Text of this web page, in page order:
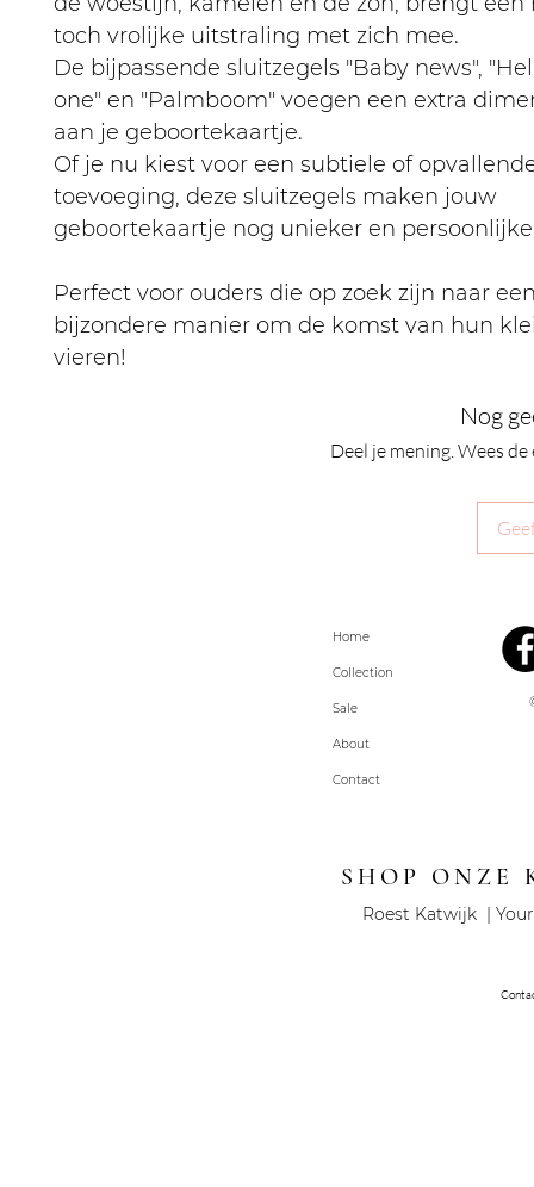
toch vrolijke uitstraling met zich mee.
De bijpassende sluitzegels "Baby news",
one" en "Palmboom" voegen een extra
aan je geboortekaartje.
Of je nu kiest voor een subtiele of
toevoeging, deze sluitzegels maken jouw
geboortekaartje nog unieker en
Perfect voor ouders die op zoek zijn naar
bijzondere manier om de komst van hun
vieren!
Nog
Deel je mening. Wees
Home
Collection
Sale
About
Contact
SHOP ONZE
Roest Katwijk |